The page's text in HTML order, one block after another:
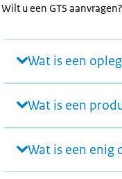
Wilt u een GTS
Wat is een
Wat is een
Wat is een enig